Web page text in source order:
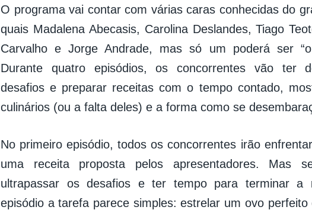
O programa vai contar com várias caras conhecidas do
quais Madalena Abecasis, Carolina Deslandes, Tiago
Carvalho e Jorge Andrade, mas só um poderá ser
Durante quatro episódios, os concorrentes vão ter
desafios e preparar receitas com o tempo contado,
culinários (ou a falta deles) e a forma como se
No primeiro episódio, todos os concorrentes irão
uma receita proposta pelos apresentadores. Mas
ultrapassar os desafios e ter tempo para terminar a
episódio a tarefa parece simples: estrelar um ovo